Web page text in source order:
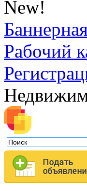
New!
Рабочий